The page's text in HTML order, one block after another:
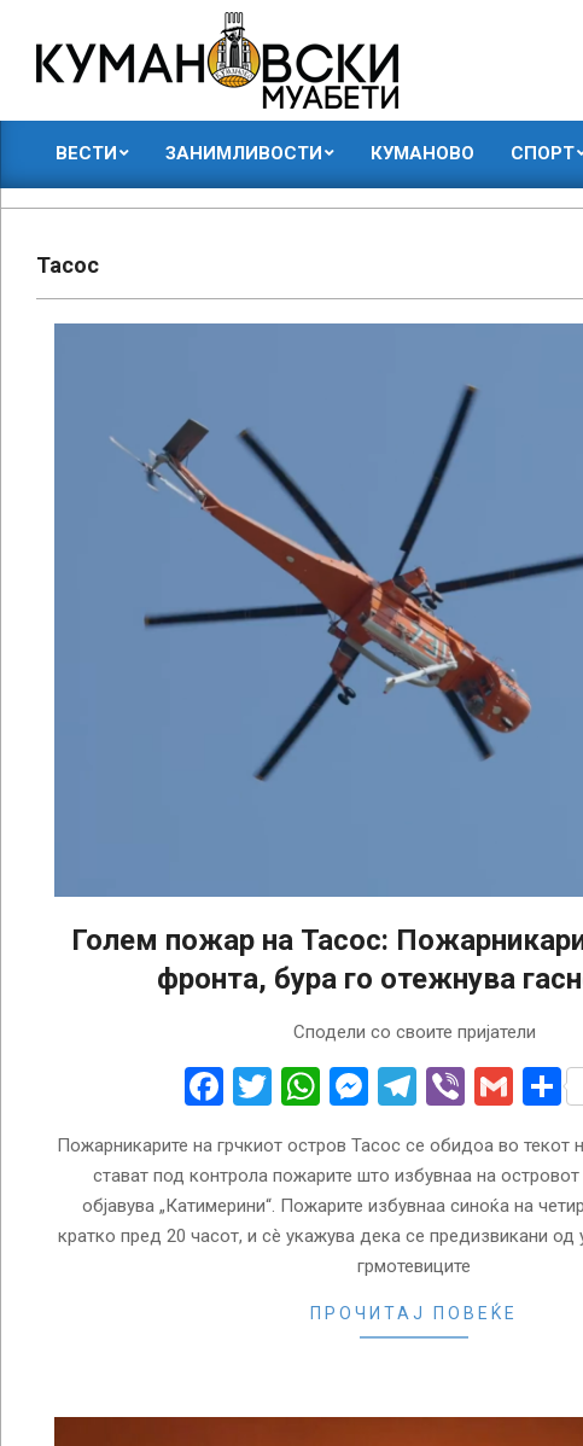
content
КУМАНОВСКИ
МУАБЕТИ
ВЕСТИ ЗАНИМЛИВОСТИ КУМАНОВО СПОРТ
Тасос
Голем пожар на Тасос:
фронта, бура го отежнува
Сподели со своите пријатели
Facebook
Twitter
WhatsApp
Messenger
Telegram
Viber
Пожарникарите на грчкиот остров Тасос се обидоа во текот
стават под контрола пожарите што избувнаа на
објавува „Катимерини“. Пожарите избувнаа синоќа на
кратко пред 20 часот, и сè укажува дека се предизвикани
грмотевиците
ПРОЧИТАЈ ПОВЕЌЕ